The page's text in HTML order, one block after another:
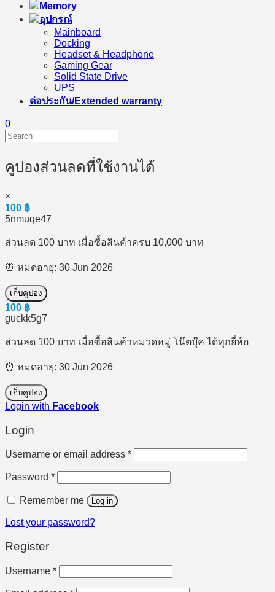
Memory
อุปกรณ์
Mainboard
Docking
Headset & Headphone
Gaming Gear
Solid State Drive
UPS
ต่อประกัน/Extended warranty
0
คูปองส่วนลดที่ใช้งานได้
×
100 ฿
5nmuqe47
ส่วนลด 100 บาท เมื่อซื้อสินค้าครบ 10,000 บาท
⏰ หมดอายุ: 30 Jun 2026
เก็บคูปอง
100 ฿
guckk5g7
ส่วนลด 100 บาท เมื่อซื้อสินค้าหมวดหมู่ โน๊ตบุ๊ค ได้ทุกยี่ห้อ
⏰ หมดอายุ: 30 Jun 2026
เก็บคูปอง
Login with Facebook
Login
Username or email address *Required
Password *Required
Remember me Log in
Lost your password?
Register
Username *Required